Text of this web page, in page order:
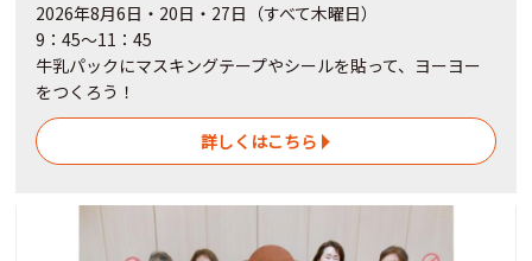
2026年8月6日・20日・27日（すべて木曜日）
9：45～11：45
牛乳パックにマスキングテープやシールを貼って、ヨーヨー
をつくろう！
詳しくはこちら